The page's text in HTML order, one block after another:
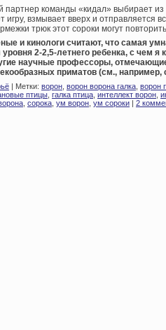
партнер команды «кидал» выбирает из
взмывает вверх и отправляется
трюк этот сороки могут
и кинологи считают, что самая
2-2,5-летнего ребенка, с чем
научные профессоры,
приматов (см., например,
| Метки: ворон ворон ворона галка ворон
птицы галка птица интеллект ворон
сорока ум ворон ум сороки 2